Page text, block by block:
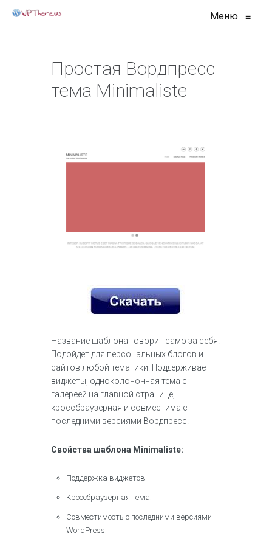
Меню ≡
Простая Вордпресс
тема Minimaliste
Название шаблона говорит само за себя.
Подойдет для персональных блогов и
сайтов любой тематики. Поддерживает
виджеты, одноколоночная тема с
галереей на главной странице,
кроссбраузерная и совместима с
последними версиями Вордпресс.
Свойства шаблона Minimaliste:
Поддержка виджетов.
Кроссбраузерная тема.
Совместимость с последними версиями
WordPress.